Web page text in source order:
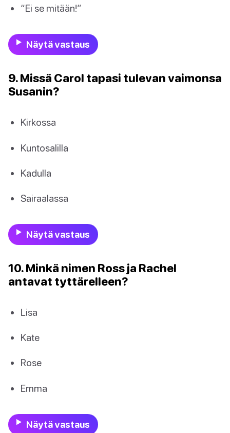
“Ei se mitään!”
Näytä vastaus
9. Missä Carol tapasi tulevan vaimonsa
Susanin?
Kirkossa
Kuntosalilla
Kadulla
Sairaalassa
Näytä vastaus
10. Minkä nimen Ross ja Rachel
antavat tyttärelleen?
Lisa
Kate
Rose
Emma
Näytä vastaus